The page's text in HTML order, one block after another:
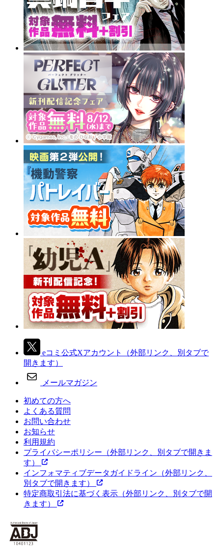
eコミ公式Xアカウント
（外部リンク、別タブで
開きます）
メールマガジン
初めての方へ
よくある質問
お問い合わせ
お知らせ
利用規約
プライバシーポリシー （外部リンク、別タブで開きま
す）
インフォマティブデータガイドライン （外部リンク、
別タブで開きます）
特定商取引法に基づく表示 （外部リンク、別タブで開
きます）